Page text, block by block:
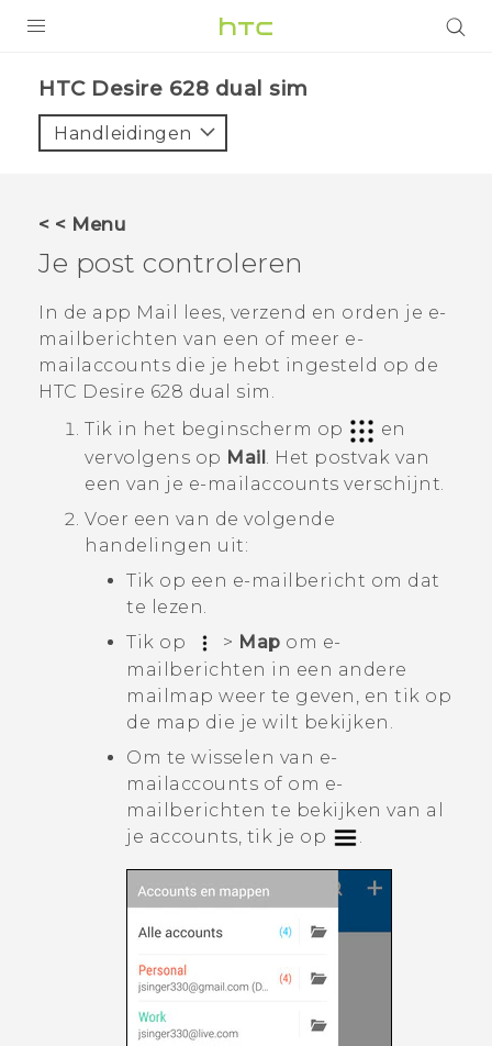
VIVE
HTC Club
SUPPORT
HTC-apparaten & -accessoires
VIVERSE
Aanmelden
HTC Desire 628 dual sim‎
Handleidingen
< < Menu
Je post controleren
In de app Mail
lees, verzend en orden je e-
mailberichten van een of meer e-
mailaccounts die je hebt ingesteld op de
HTC Desire 628 dual sim .
Tik in het beginscherm op
en
vervolgens op Mail Het postvak van
een van je e-mailaccounts verschijnt.
Voer een van de volgende
handelingen uit:
Tik op een e-mailbericht om dat
te lezen.
Tik op
> Map om e-
mailberichten in een andere
mailmap weer te geven, en tik op
de map die je wilt bekijken.
Om te wisselen van e-
mailaccounts of om e-
mailberichten te bekijken van al
je accounts, tik je op
.